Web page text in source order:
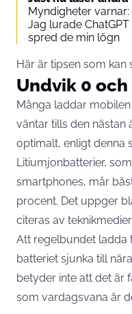
Myndigheter
Jag lurade
spred de min lögn
Här är tipsen som kan
Undvik 0
Många laddar
väntar tills den nästan
optimalt, enligt denna
Litiumjonbatterier,
smartphones, mår
procent. Det uppger
citeras av
Att regelbundet ladda
batteriet sjunka till
betyder inte att det är
som vardagsvana är